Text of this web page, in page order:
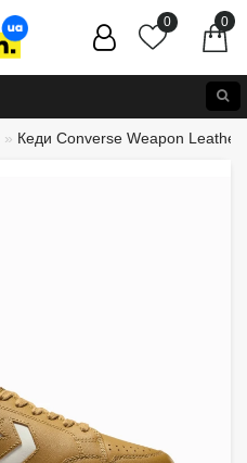
0
0
Кеди Converse Weapon Leather